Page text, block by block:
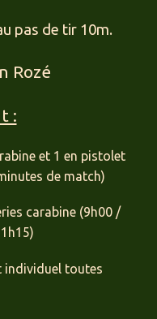
pas de tir 10m.
Rozé
:
et 1 en pistolet
de match)
carabine (9h00 /
individuel toutes